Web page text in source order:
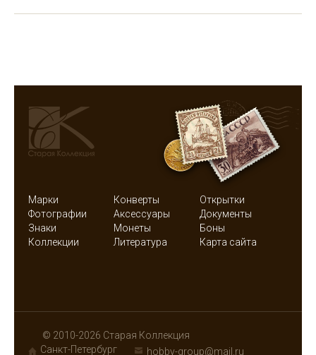
Марки Конверты
Открытки
Фотографии
Аксессуары
Документы
Знаки
Монеты
Боны
Коллекции
Литература Карта сайта
© 2010-2026 Старая Коллекция
Санкт-Петербург
hobby-group@mail.ru